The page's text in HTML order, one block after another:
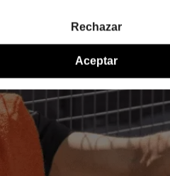
Rechazar
Aceptar